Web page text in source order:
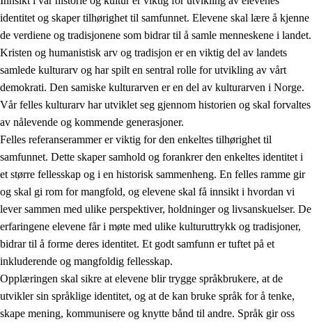
1. Opplæringens verdigrunnlag
1.1 Menneskeverdet
1.2 Identitet og kulturelt mangfold
1.3 Kritisk tenkning og etisk bevissthet
1.4 Skaperglede, engasjement og utforskertrang
1.5 Respekt for naturen og miljøbevissthet
1.6 Demokrati og medvirkning
identitet og skaper tilhørighet til samfunnet. Elevene skal lære å kjenne
de verdiene og tradisjonene som bidrar til å samle menneskene i landet.
Kristen og humanistisk arv og tradisjon er en viktig del av landets
samlede kulturarv og har spilt en sentral rolle for utvikling av vårt
demokrati. Den samiske kulturarven er en del av kulturarven i Norge.
Vår felles kulturarv har utviklet seg gjennom historien og skal forvaltes
av nålevende og kommende generasjoner.
Felles referanserammer er viktig for den enkeltes tilhørighet til
samfunnet. Dette skaper samhold og forankrer den enkeltes identitet i
et større fellesskap og i en historisk sammenheng. En felles ramme gir
og skal gi rom for mangfold, og elevene skal få innsikt i hvordan vi
lever sammen med ulike perspektiver, holdninger og livsanskuelser. De
erfaringene elevene får i møte med ulike kulturuttrykk og tradisjoner,
bidrar til å forme deres identitet. Et godt samfunn er tuftet på et
inkluderende og mangfoldig fellesskap.
Opplæringen skal sikre at elevene blir trygge språkbrukere, at de
utvikler sin språklige identitet, og at de kan bruke språk for å tenke,
skape mening, kommunisere og knytte bånd til andre. Språk gir oss